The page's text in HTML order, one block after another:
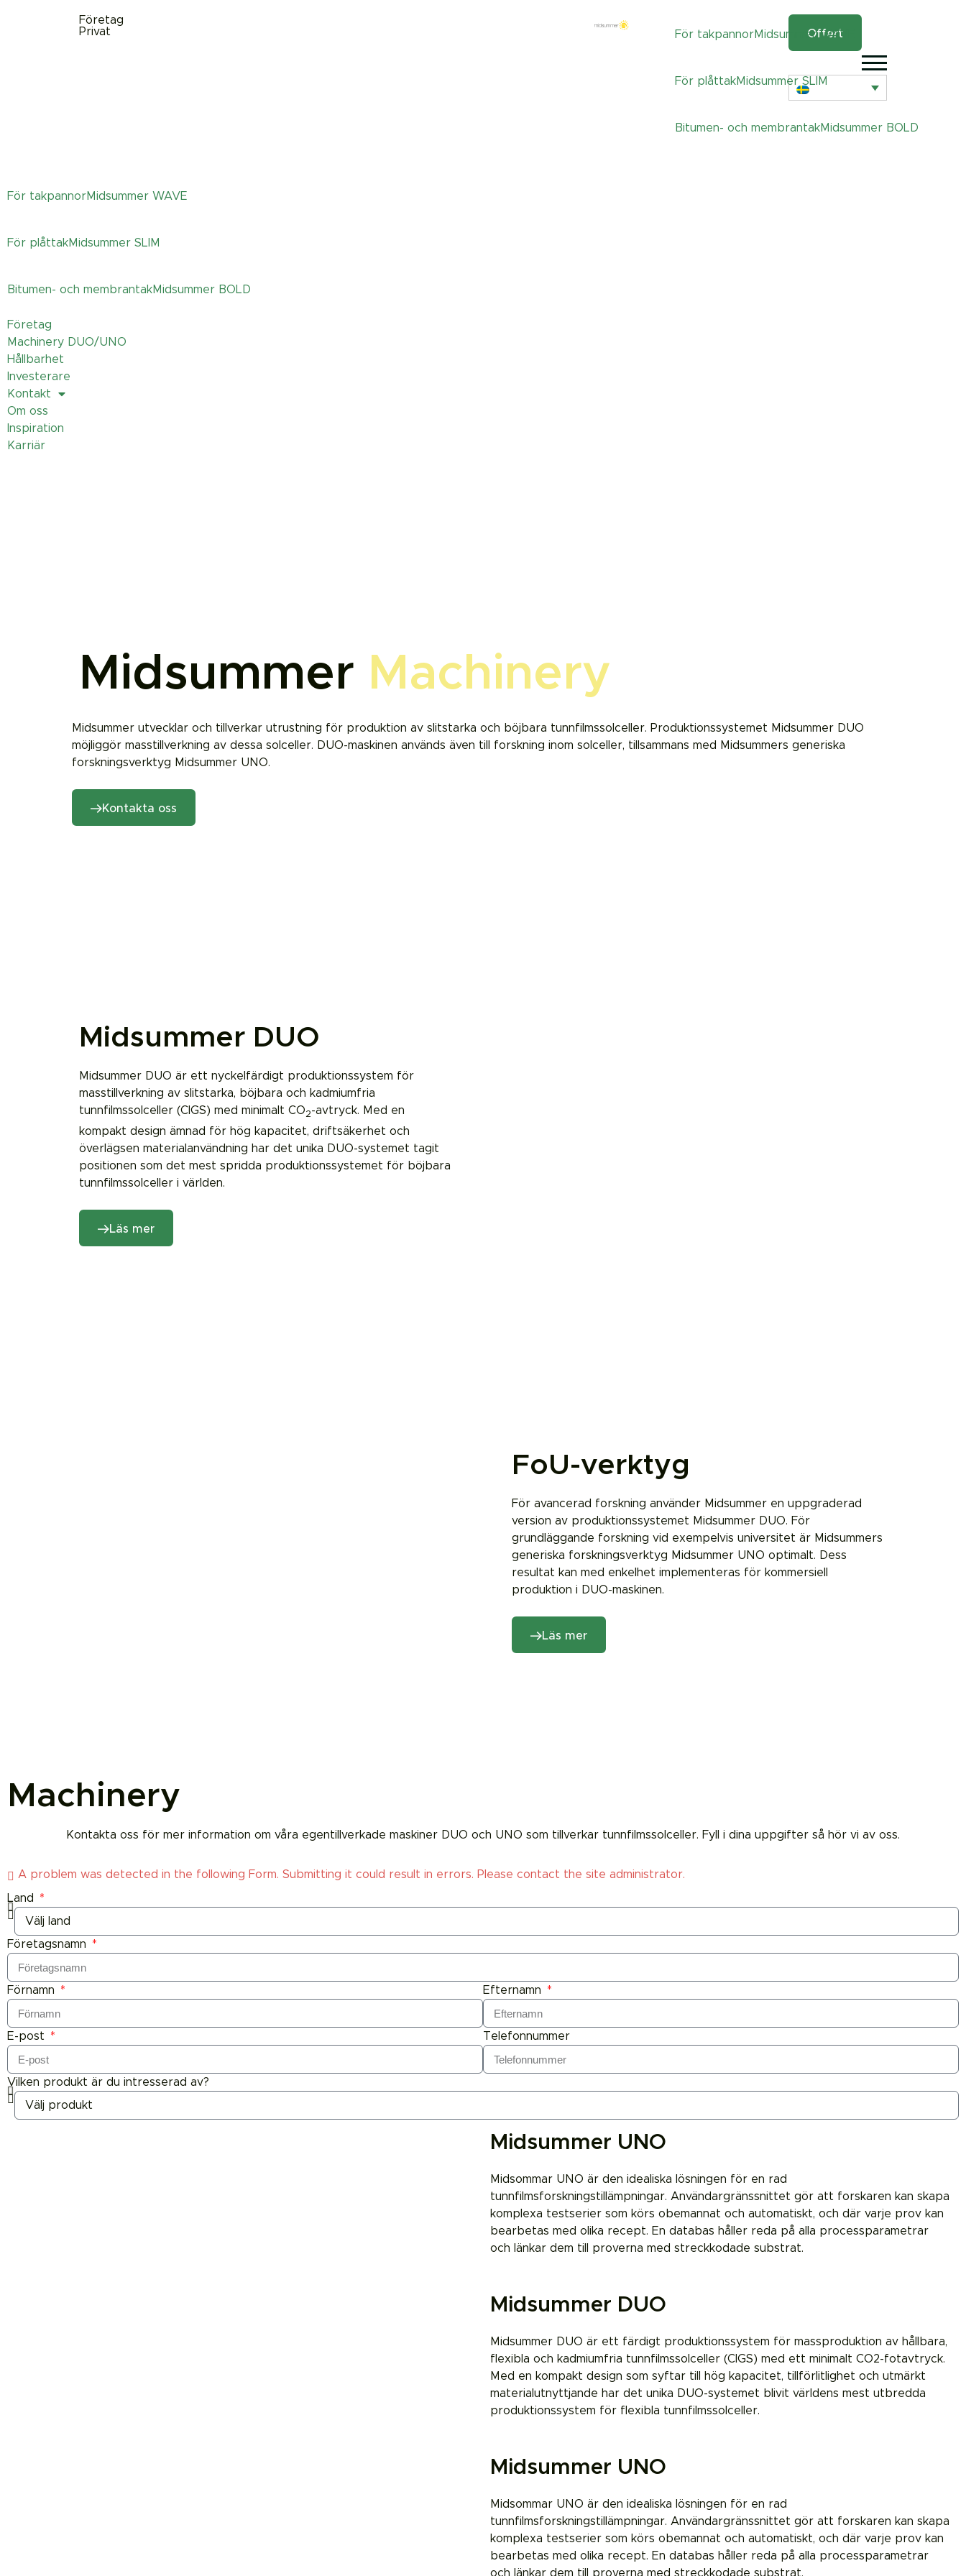
Företag
Privat
För takpannorMidsummerWAVE
För plåttakMidsummerSLIM
Bitumen- och membrantakMidsummer BOLD
Offert
För takpannorMidsummer WAVE
För plåttakMidsummer SLIM
Bitumen- och membrantakMidsummer BOLD
Företag
Machinery DUO/UNO
Hållbarhet
Investerare
Kontakt
Om oss
Inspiration
Karriär
Midsummer Machinery
Midsummer utvecklar och tillverkar utrustning för produktion av slitstarka och böjbara tunnfilmssolceller. Produktionssystemet Midsummer DUO
möjliggör masstillverkning av dessa solceller. DUO-maskinen används även till forskning inom solceller, tillsammans med Midsummers generiska
forskningsverktyg Midsummer UNO.
Kontakta oss
Midsummer DUO
Midsummer DUO är ett nyckelfärdigt produktionssystem för
masstillverkning av slitstarka, böjbara och kadmiumfria
tunnfilmssolceller (CIGS) med minimalt CO2-avtryck. Med en
kompakt design ämnad för hög kapacitet, driftsäkerhet och
överlägsen materialanvändning har det unika DUO-systemet tagit
positionen som det mest spridda produktionssystemet för böjbara
tunnfilmssolceller i världen.
Läs mer
FoU-verktyg
För avancerad forskning använder Midsummer en uppgraderad
version av produktionssystemet Midsummer DUO. För
grundläggande forskning vid exempelvis universitet är Midsummers
generiska forskningsverktyg Midsummer UNO optimalt. Dess
resultat kan med enkelhet implementeras för kommersiell
produktion i DUO-maskinen.
Läs mer
Machinery
Kontakta oss för mer information om våra egentillverkade maskiner DUO och UNO som tillverkar tunnfilmssolceller. Fyll i dina uppgifter så hör vi av oss.
A problem was detected in the following Form. Submitting it could result in errors. Please contact the site administrator.
Land
Företagsnamn
Förnamn Efternamn
E-post Telefonnummer
Vilken produkt är du intresserad av?
Midsummer UNO
Midsommar UNO är den idealiska lösningen för en rad
tunnfilmsforskningstillämpningar. Användargränssnittet gör att forskaren kan skapa
komplexa testserier som körs obemannat och automatiskt, och där varje prov kan
bearbetas med olika recept. En databas håller reda på alla processparametrar
och länkar dem till proverna med streckkodade substrat.
Midsummer DUO
Midsummer DUO är ett färdigt produktionssystem för massproduktion av hållbara,
flexibla och kadmiumfria tunnfilmssolceller (CIGS) med ett minimalt CO2-fotavtryck.
Med en kompakt design som syftar till hög kapacitet, tillförlitlighet och utmärkt
materialutnyttjande har det unika DUO-systemet blivit världens mest utbredda
produktionssystem för flexibla tunnfilmssolceller.
Midsummer UNO
Midsommar UNO är den idealiska lösningen för en rad
tunnfilmsforskningstillämpningar. Användargränssnittet gör att forskaren kan skapa
komplexa testserier som körs obemannat och automatiskt, och där varje prov kan
bearbetas med olika recept. En databas håller reda på alla processparametrar
och länkar dem till proverna med streckkodade substrat.